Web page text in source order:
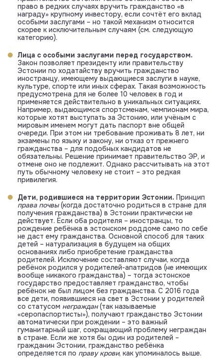
право в редких случаях вручить гражданство «в
награду» крупному инвестору, если сочтёт его вклад
особыми заслугами – но такой механизм относится
скорее к исключительным случаям (см. следующую
категорию).
Лица с особыми заслугами перед государством.
Закон позволяет президенту или правительству
Эстонии по ходатайству вручить гражданство
иностранцу, имеющему выдающиеся заслуги в науке,
культуре, спорте или иных сферах. Такая возможность
предусмотрена для не более 10 человек в год и
применяется действительно в уникальных ситуациях.
Например, выдающимся спортсменам, чемпионам мира,
которые хотят выступать за Эстонию, или учёным с
мировым именем могут дать паспорт вне общей
очереди. При этом ни требование проживать 8 лет, ни
экзамены по языку и закону, ни отказ от прежнего
гражданства – для подобных кандидатов не
обязательны. Решение принимает правительство ЭР, и
отмене оно не подлежит. Однако рассчитывать на этот
путь обычному человеку не стоит – это редкая
привилегия.
Дети, родившиеся на территории Эстонии. Принцип
права почвы(когда достаточно родиться в стране для
получения гражданства) в Эстонии практически не
действует. Если оба родителя – иностранцы, то
рождение ребёнка в эстонском роддоме само по себе
не даст ему гражданства. Основной способ для таких
детей – натурализация в будущем на общих
основаниях либо приобретение гражданства
родителей. Исключение составляют случаи, когда
ребёнок родился у родителей-апатридов (не имеющих
вообще никакого гражданства) – тогда эстонское
государство предоставляет гражданство, чтобы
ребёнок не был лицом без гражданства. С 2016 года
все дети, появившиеся на свет в Эстонии у родителей
со статусом неграждан(так называемые
«серопаспортисты»), получают гражданство Эстонии
автоматически при рождении – это важный
гуманитарный шаг, сокращающий проблему неграждан
в стране. Если же хотя бы один из родителей –
гражданин Эстонии, гражданство ребёнка
определяется по праву крови, как упоминалось выше.